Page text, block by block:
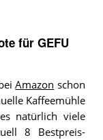
für GEFU
Amazon schon
Kaffeemühle
natürlich viele
8 Bestpreis-